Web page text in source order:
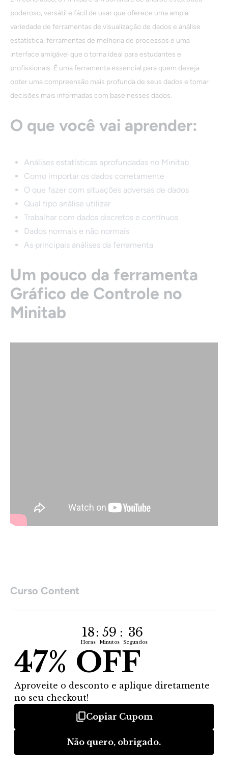
poderoso, versátil e fácil de usar que oferece uma ampla
variedade de ferramentas de visualização de dados e análise
estatística, ferramentas de melhoria de processos e uma
interface amigável que o torna ideal para estudantes e
profissionais. É uma ferramenta essencial para quem deseja
obter uma compreensão mais profunda de seus dados e tomar
decisões mais informadas com base nesses dados.
O que você vai aprender:
Análises estatísticas aprofundadas no Minitab
Como importar os dados corretamente
O que fazer com situações adversas de dados
Qual tipo análise utilizar
Trabalhar com dados discretos e contínuos
Dados normais e não normais
As principais análises da ferramenta
Um pouco da ferramenta
Gráfico de Controle no
Minitab
Curso Content
1.1. Análise de R&R (Introdução)
R&R – Introdução